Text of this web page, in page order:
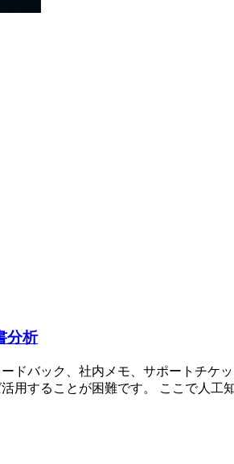
分析
ドバック、社内メモ、サポートチ
用することが困難です。 ここで人工